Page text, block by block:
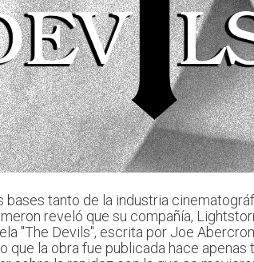
bases tanto de la industria
reveló que su compañía,
"The Devils", escrita por Joe
la obra fue publicada hace apenas